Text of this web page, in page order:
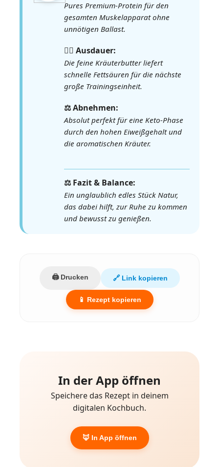
Pures Premium-Protein für den
gesamten Muskelapparat ohne
unnötigen Ballast.
🏃‍♀️ Ausdauer:
Die feine Kräuterbutter liefert
schnelle Fettsäuren für die nächste
große Trainingseinheit.
⚖️ Abnehmen:
Absolut perfekt für eine Keto-Phase
durch den hohen Eiweißgehalt und
die aromatischen Kräuter.
⚖️ Fazit & Balance:
Ein unglaublich edles Stück Natur,
das dabei hilft, zur Ruhe zu kommen
und bewusst zu genießen.
🖨️ Drucken 🔗 Link kopieren
📱 Rezept kopieren
In der App öffnen
Speichere das Rezept in deinem
digitalen Kochbuch.
🦊 In App öffnen